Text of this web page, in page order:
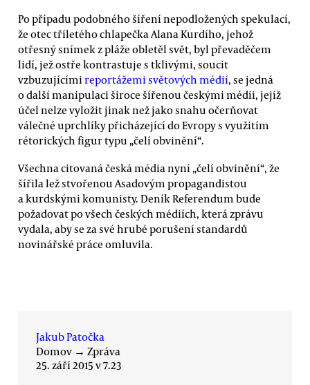
Po případu podobného šíření nepodložených spekulací,
že otec tříletého chlapečka Alana Kurdího, jehož
otřesný snímek z pláže obletěl svět, byl převaděčem
lidí, jež ostře kontrastuje s tklivými, soucit
vzbuzujícímireportážemi světových médií, se jedná
o další manipulaci široce šířenou českými médii, jejíž
účel nelze vyložit jinak než jako snahu očerňovat
válečné uprchlíky přicházející do Evropy s využitím
rétorických figur typu „čelí obvinění“.
Všechna citovaná česká média nyní „čelí obvinění“, že
šířila lež stvořenou Asadovým propagandistou
a kurdskými komunisty. Deník Referendum bude
požadovat po všech českých médiích, která zprávu
vydala, aby se za své hrubé porušení standardů
novinářské práce omluvila.
Jakub Patočka
Domov → Zpráva
25. září 2015 v 7.23